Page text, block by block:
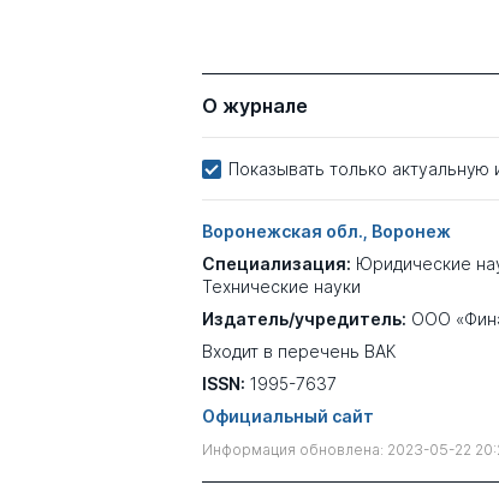
О журнале
Показывать только
Воронежская обл., Воронеж
Специализация: Юридические
Технические науки
Издатель/учредитель: ООО
Входит в перечень ВАК
ISSN: 1995-7637
Официальный сайт
Информация обновлена: 2023-05-22